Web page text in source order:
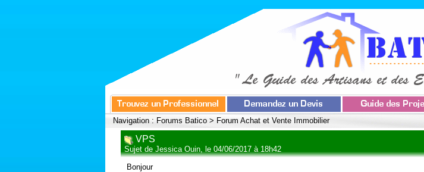
Navigation : Forums Batico > Forum Achat et Vente Immobilier
VPS
Sujet de Jessica Ouin, le 04/06/2017 à 18h42
Bonjour